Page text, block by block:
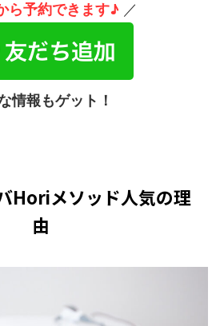
ら予約できます♪／
情報もゲット！
Horiメソッド人気の理
由